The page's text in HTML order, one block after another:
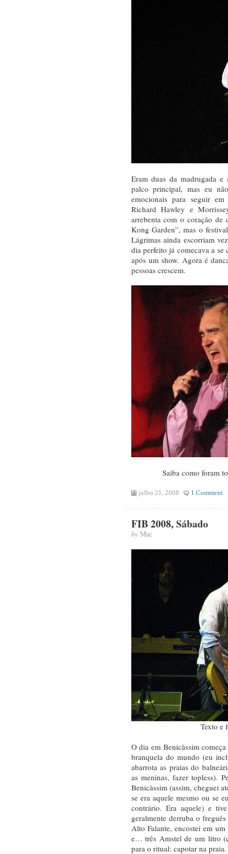
Eram duas da madrugada
palco principal, mas eu
emocionais para seguir
Richard Hawley e
arrebenta com o coração
Kong Garden”, mas o
Lágrimas ainda escorriam
dia perfeito já comecava a
após um show. Agora é
pessoas crescem.
Saiba como foram
julho 21, 2008 1 Comment
FIB 2008, Sábado
byMac
Texto e
O dia em Benicàssim
branquela do mundo (eu
abarrota as praias do
as meninas, fazer topless).
Benicàssim (assim, cheguei
se era aquele mesmo ou se
contrário. Era aquele) e
geralmente derruba o
Alto Falante, encostei em
e… três Amstel de um litro
para o ritual: capotar na praia.